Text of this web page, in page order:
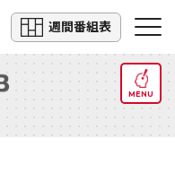
週間番組表
MENU